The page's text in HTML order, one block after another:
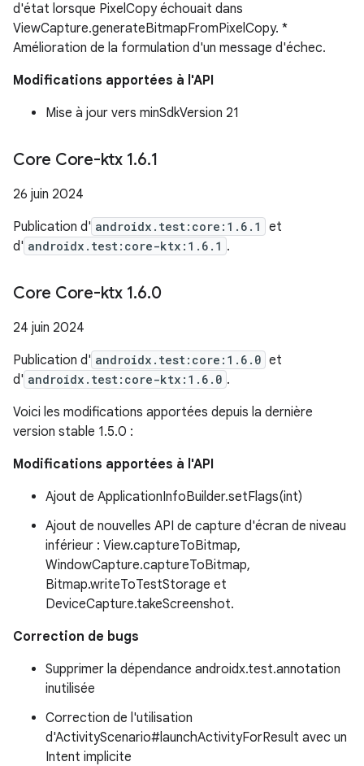
d'état lorsque PixelCopy échouait dans
ViewCapture.generateBitmapFromPixelCopy. *
Amélioration de la formulation d'un message d'échec.
Modifications apportées à l'API
Mise à jour vers minSdkVersion 21
Core Core-ktx 1.6.1
26 juin 2024
Publication d' androidx.test:core:1.6.1
et
d' androidx.test:core-ktx:1.6.1 .
Core Core-ktx 1.6.0
24 juin 2024
Publication d' androidx.test:core:1.6.0 et
d' androidx.test:core-ktx:1.6.0 .
Voici les modifications apportées depuis la dernière
version stable 1.5.0 :
Modifications apportées à l'API
Ajout de ApplicationInfoBuilder.setFlags(int)
Ajout de nouvelles API de capture d'écran de niveau
inférieur : View.captureToBitmap,
WindowCapture.captureToBitmap,
Bitmap.writeToTestStorage et
DeviceCapture.takeScreenshot.
Correction de bugs
Supprimer la dépendance androidx.test.annotation
inutilisée
Correction de l'utilisation
d'ActivityScenario#launchActivityForResult avec un
Intent implicite